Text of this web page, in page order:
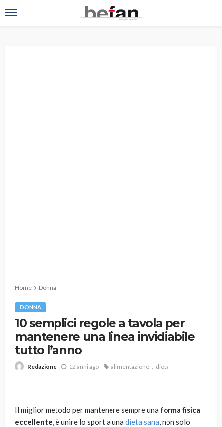
Home Donna
DONNA
10 semplici regole a tavola per
mantenere una linea invidiabile
tutto l’anno
Redazione 12 anni ago alimentazione dieta
Il miglior metodo per mantenere sempre una forma fisica
eccellente, è unire lo sport a una dieta sana, non solo